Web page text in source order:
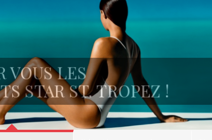
VOUS LES
STAR ST. TROPEZ !